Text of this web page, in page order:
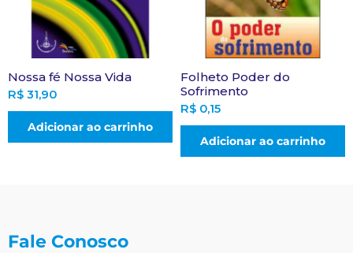
Nossa fé Nossa Vida
R$ 31,90
Adicionar ao carrinho
Folheto Poder do
Sofrimento
R$ 0,15
Adicionar ao carrinho
Fale Conosco